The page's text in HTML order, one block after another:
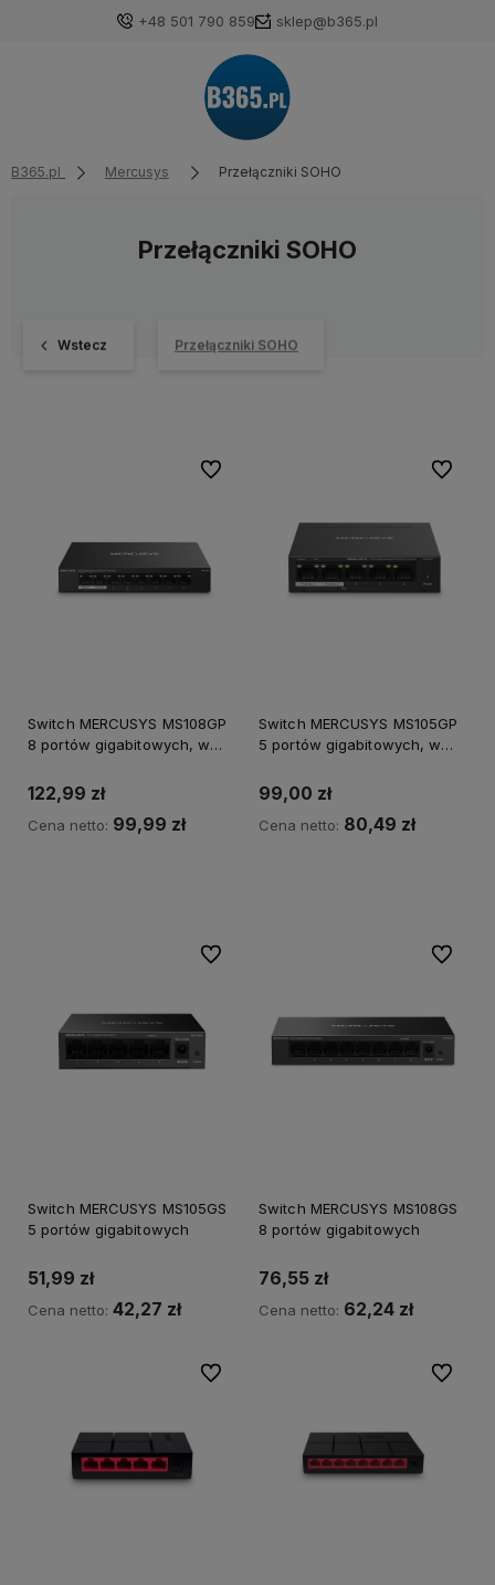
+48 501 790 859 sklep@b365.pl
B365.pl Mercusys Przełączniki SOHO
Przełączniki SOHO
Wstecz Przełączniki SOHO
Switch MERCUSYS MS108GP
8 portów gigabitowych, w
122,99 zł
Cena netto: 99,99 zł
Do ulubionych
Switch MERCUSYS MS105GP
5 portów gigabitowych, w
99,00 zł
Cena netto: 80,49 zł
Do
Switch MERCUSYS MS105GS
5 portów gigabitowych
51,99 zł
Cena netto: 42,27 zł
Do ulubionych
Switch MERCUSYS MS108GS
8 portów gigabitowych
76,55 zł
Cena netto: 62,24 zł
Do
Do ulubionych Do